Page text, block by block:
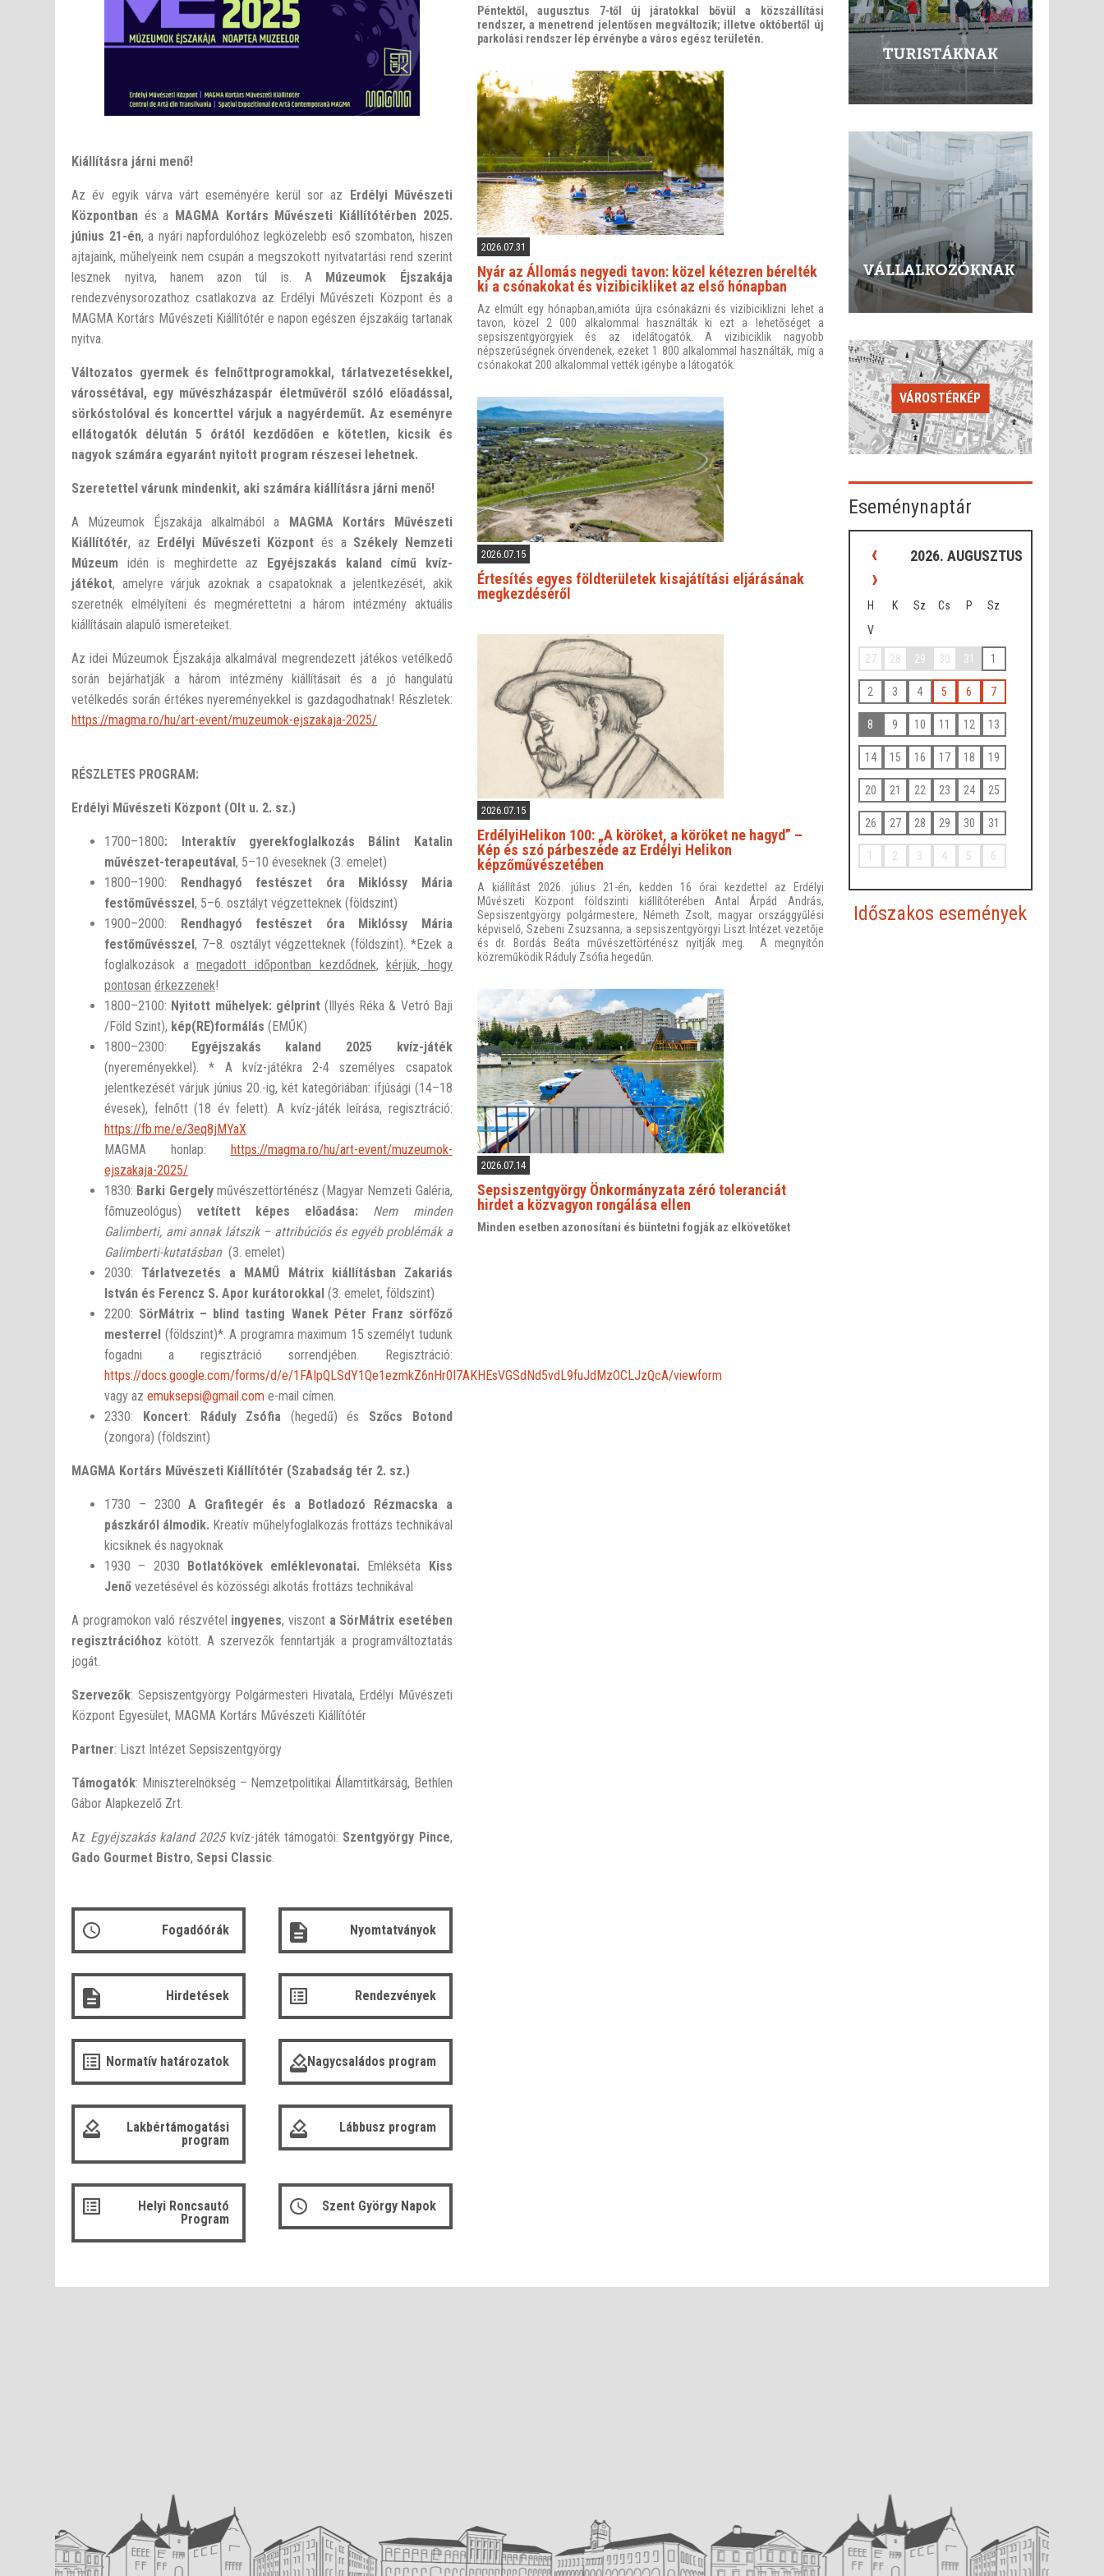
Kiállításra járni menő!
Az év egyik várva várt eseményére kerül sor az Erdélyi Művészeti
Központban és a MAGMA Kortárs Művészeti Kiállítótérben 2025.
június 21-én, a nyári napfordulóhoz legközelebb eső szombaton, hiszen
ajtajaink, műhelyeink nem csupán a megszokott nyitvatartási rend szerint
lesznek nyitva, hanem azon túl is. A Múzeumok Éjszakája
rendezvénysorozathoz csatlakozva az Erdélyi Művészeti Központ és a
MAGMA Kortárs Művészeti Kiállítótér e napon egészen éjszakáig tartanak
nyitva.
Változatos gyermek és felnőttprogramokkal, tárlatvezetésekkel,
várossétával, egy művészházaspár életművérőlszóló előadással,
sörkóstolóval és koncerttel várjuk a nagyérdeműt. Az eseményre
ellátogatók délután 5 órától kezdődően e kötetlen, kicsik és
nagyok számára egyaránt nyitott program részesei lehetnek.
Szeretettel várunk mindenkit, aki számára kiállításra járni menő!
A Múzeumok Éjszakája alkalmából a MAGMA Kortárs Művészeti
Kiállítótér, az Erdélyi Művészeti Központés aSzékely Nemzeti
Múzeum idén is meghirdette az Egyéjszakás kaland című kvíz-
játékot, amelyre várjuk azoknak a csapatoknak a jelentkezését, akik
szeretnék elmélyíteni és megmérettetni a három intézmény aktuális
kiállításain alapuló ismereteiket.
Az idei Múzeumok Éjszakája alkalmával megrendezett játékos vetélkedő
során bejárhatják a három intézmény kiállításait és a jó hangulatú
vetélkedés során értékes nyereményekkel is gazdagodhatnak! Részletek:
https://magma.ro/hu/art-event/muzeumok-ejszakaja-2025/
RÉSZLETES PROGRAM:
Erdélyi Művészeti Központ (Olt u. 2. sz.)
1700–1800: Interaktív gyerekfoglalkozás
Bálint Katalin
művészet-terapeutával, 5–10 éveseknek (3. emelet)
1800–1900: Rendhagyó festészet óra
Miklóssy Mária
festőművésszel, 5–6. osztályt végzetteknek (földszint)
1900–2000: Rendhagyó festészet óra Miklóssy Mária
festőművésszel, 7–8. osztályt végzetteknek (földszint). *Ezek a
foglalkozások amegadott időpontban kezdődnek,kérjük, hogy
pontosan érkezzenek!
1800–2100: Nyitott műhelyek: gélprint(Illyés Réka & Vetró Baji
/Föld Szint), kép(RE)formálás (EMŰK)
1800–2300: Egyéjszakás kaland 2025 kvíz-játék
(nyereményekkel). * A kvíz-játékra 2-4 személyes csapatok
jelentkezését várjuk június 20.-ig, két kategóriában: ifjúsági (14–18
évesek), felnőtt (18 év felett). A kvíz-játék leírása, regisztráció:
https://fb.me/e/3eq8jMYaX
MAGMA honlap: https://magma.ro/hu/art-event/muzeumok-
ejszakaja-2025/
1830: Barki Gergely művészettörténész (Magyar Nemzeti Galéria,
főmuzeológus) vetített képes előadása: Nem minden
Galimberti, ami annak látszik– attribúciós és egyéb problémák a
Galimberti-kutatásban(3. emelet)
2030: Tárlatvezetés a MAMŰ Mátrix kiállításban Zakariás
István és Ferencz S. Apor kurátorokkal (3. emelet, földszint)
2200: SörMátrix – blind tasting Wanek Péter Franz sörfőző
mesterrel (földszint)*. A programra maximum 15 személyt tudunk
fogadni a regisztráció sorrendjében. Regisztráció:
https://docs.google.com/forms/d/e/1FAIpQLSdY1Qe1ezmkZ6nHr0I7AKHEsVGSdNd5vdL9fuJdMzOCLJzQcA/viewform
vagy azemuksepsi@gmail.com e-mail címen.
2330: Koncert: Ráduly Zsófia (hegedű) és Szőcs Botond
(zongora) (földszint)
MAGMA Kortárs Művészeti Kiállítótér (Szabadság tér 2. sz.)
1730 – 2300 A Grafitegér és a Botladozó Rézmacska a
pászkáról álmodik. Kreatív műhelyfoglalkozás frottázs technikával
kicsiknek és nagyoknak
1930 – 2030 Botlatókövek emléklevonatai. Emlékséta Kiss
Jenő vezetésével és közösségi alkotás frottázs technikával
A programokon való részvétel ingyenes, viszont a SörMátrix esetében
regisztrációhoz kötött. A szervezők fenntartják a programváltoztatás
jogát.
Szervezők: Sepsiszentgyörgy Polgármesteri Hivatala, Erdélyi Művészeti
Központ Egyesület, MAGMA Kortárs Művészeti Kiállítótér
Partner: Liszt Intézet Sepsiszentgyörgy
Támogatók: Miniszterelnökség – Nemzetpolitikai Államtitkárság, Bethlen
Gábor Alapkezelő Zrt.
Az Egyéjszakás kaland 2025kvíz-játék támogatói: Szentgyörgy Pince,
Gado Gourmet Bistro, Sepsi Classic.
Fogadóórák Nyomtatványok
Hirdetések Rendezvények
Normatív határozatok Nagycsaládos program
Lakbértámogatási
program
Lábbusz program
Helyi Roncsautó
Program
Szent György Napok
Péntektől, augusztus 7-től új járatokkal bővül a közszállítási
rendszer, a menetrend jelentősen megváltozik; illetve októbertől új
parkolási rendszer lép érvénybe a város egész területén.
2026.07.31
Nyár az Állomás negyedi tavon: közel kétezren bérelték
ki a csónakokat és vizibicikliket az első hónapban
Az elmúlt egy hónapban,amióta újra csónakázni és vizibiciklizni lehet a
tavon, közel 2 000 alkalommal használták ki ezt a lehetőséget a
sepsiszentgyörgyiek és az idelátogatók. A vizibiciklik nagyobb
népszerűségnek örvendenek, ezeket 1 800 alkalommal használták, míg a
csónakokat 200 alkalommal vették igénybe a látogatók.
2026.07.15
Értesítés egyes földterületek kisajátítási eljárásának
megkezdéséről
2026.07.15
ErdélyiHelikon 100: „A köröket, a köröket ne hagyd” –
Kép és szó párbeszéde az Erdélyi Helikon
képzőművészetében
A kiállítást 2026. július 21-én, kedden 16 órai kezdettel az Erdélyi
Művészeti Központ földszinti kiállítóterében Antal Árpád András,
Sepsiszentgyörgy polgármestere, Németh Zsolt, magyar országgyűlési
képviselő, Szebeni Zsuzsanna, a sepsiszentgyörgyi Liszt Intézet vezetője
és dr. Bordás Beáta művészettörténész nyitják meg. A megnyitón
közreműködik Ráduly Zsófia hegedűn.
2026.07.14
Sepsiszentgyörgy Önkormányzata zéró toleranciát
hirdet a közvagyon rongálása ellen
Minden esetben azonosítani és büntetni fogják az elkövetőket
VÁROSTÉRKÉP
Eseménynaptár
‹ 2026. AUGUSZTUS
›
H K Sz Cs P
Sz
V
27 28 29 30 31 1
2 3 4 5 6 7
8 9 10 11 12 13
14 15 16 17 18 19
20 21 22 23 24 25
26 27 28 29 30 31
1 2 3 4 5 6
Időszakos események